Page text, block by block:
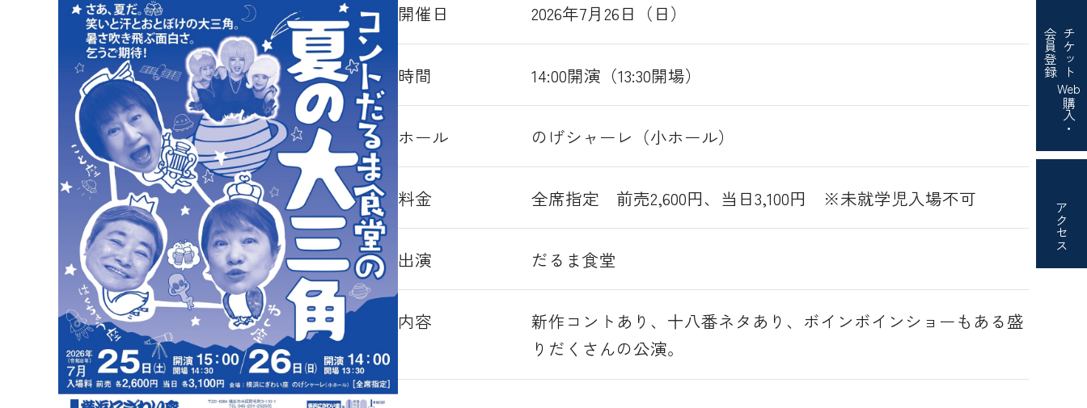
チケット
Web
購入・
会員登録
アクセス
開催日 2026年7月26日（日）
時間 14:00開演（13:30開場）
ホール のげシャーレ（小ホール）
料金 全席指定 前売2,600円、当日3,100円 ※未就学児入場不可
出演 だるま食堂
内容
新作コントあり、十八番ネタあり、ボインボインショーもある盛
りだくさんの公演。